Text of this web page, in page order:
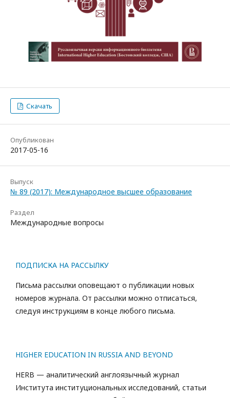
Скачать
Опубликован
2017-05-16
Выпуск
№ 89 (2017): Международное высшее образование
Раздел
Международные вопросы
ПОДПИСКА НА РАССЫЛКУ
Письма рассылки оповещают о публикации новых
номеров журнала. От рассылки можно отписаться,
следуя инструкциям в конце любого письма.
HIGHER EDUCATION IN RUSSIA AND BEYOND
HERB — аналитический англоязычный журнал
Института институциональных исследований, статьи